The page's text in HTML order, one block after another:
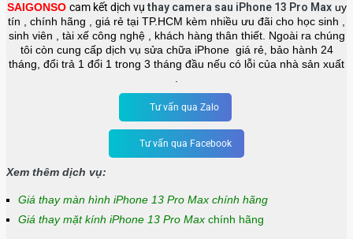
SAIGONSO cam kết dịch vụthay camera sau iPhone 13 Pro Max uy
tín , chính hãng , giá rẻ tại TP.HCM kèm nhiều ưu đãi cho học sinh ,
sinh viên , tài xế công nghệ , khách hàng thân thiết. Ngoài ra chúng
tôi còn cung cấp dịch vụ sửa chữa iPhone giá rẻ, bảo hành 24
tháng, đổi trả 1 đổi 1 trong 3 tháng đầu nếu có lỗi của nhà sản xuất
Tư vấn qua Zalo
Tư vấn qua Facebook
Xem thêm dịch vụ:
Giá thay màn hình iPhone 13 Pro Max chính hãng
Giá thay mặt kính iPhone 13 Pro Max chính hãng